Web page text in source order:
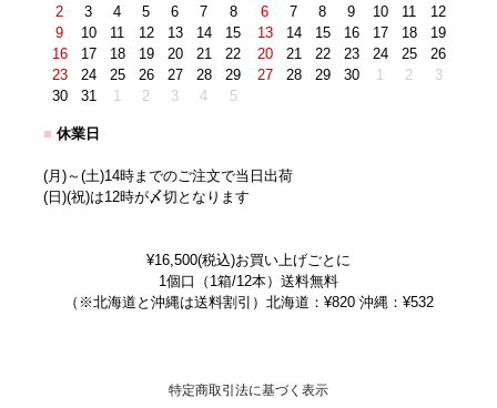
2
3 4 5 6 7
8
9
10 11 12 13 14
15
16
17 18 19 20 21
22
23
24 25 26 27 28
29
30
31 1 2 3 4 5
6
7 8 9 10 11
12
13
14 15 16 17 18
19
20
21 22 23 24 25
26
27
28 29 30 1 2 3
■ 休業日
(月)～(土)14時までのご注文で当日出荷
(日)(祝)は12時が〆切となります
¥16,500(税込)お買い上げごとに
1個口（1箱/12本）送料無料
（※北海道と沖縄は送料割引）北海道：¥820 沖縄：¥532
特定商取引法に基づく表示